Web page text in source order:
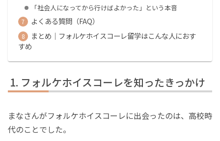
「社会人になってから行けばよかった」という本音
よくある質問（FAQ）
まとめ｜フォルケホイスコーレ留学はこんな人におす
すめ
フォルケホイスコーレを知ったきっかけ
まなさんがフォルケホイスコーレに出会ったのは、高校時
代のことでした。